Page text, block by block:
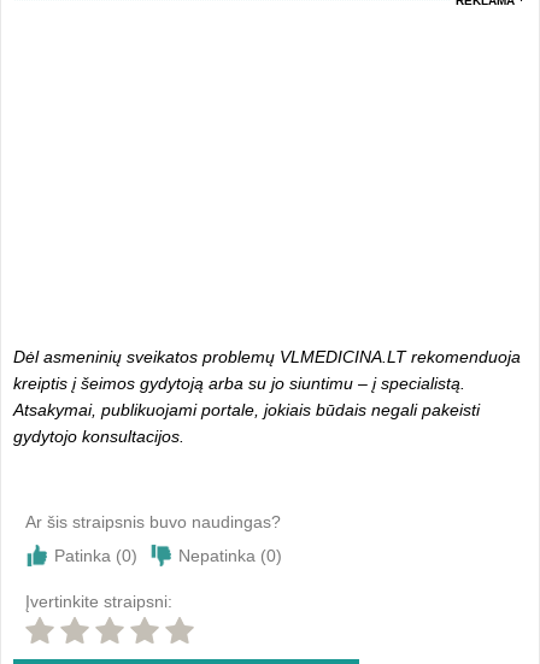
Dėl asmeninių sveikatos problemų VLMEDICINA.LT rekomenduoja
kreiptis į šeimos gydytoją arba su jo siuntimu – į specialistą.
Atsakymai, publikuojami portale, jokiais būdais negali pakeisti
gydytojo konsultacijos.
Ar šis straipsnis buvo naudingas?
Patinka (0) Nepatinka (0)
Įvertinkite straipsni: